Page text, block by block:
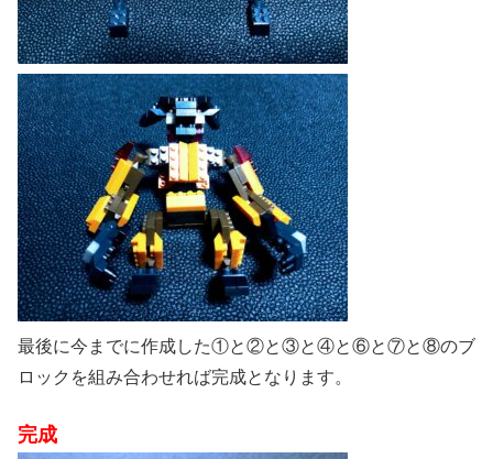
最後に今までに作成した①と②と③と④と⑥と⑦と⑧のブ
ロックを組み合わせれば完成となります。
完成